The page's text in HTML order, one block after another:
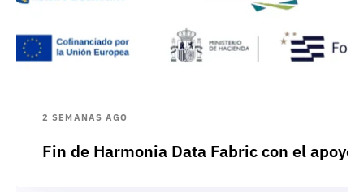
2 SEMANAS AGO
Fin de Harmonia Data Fabric con el apoyo